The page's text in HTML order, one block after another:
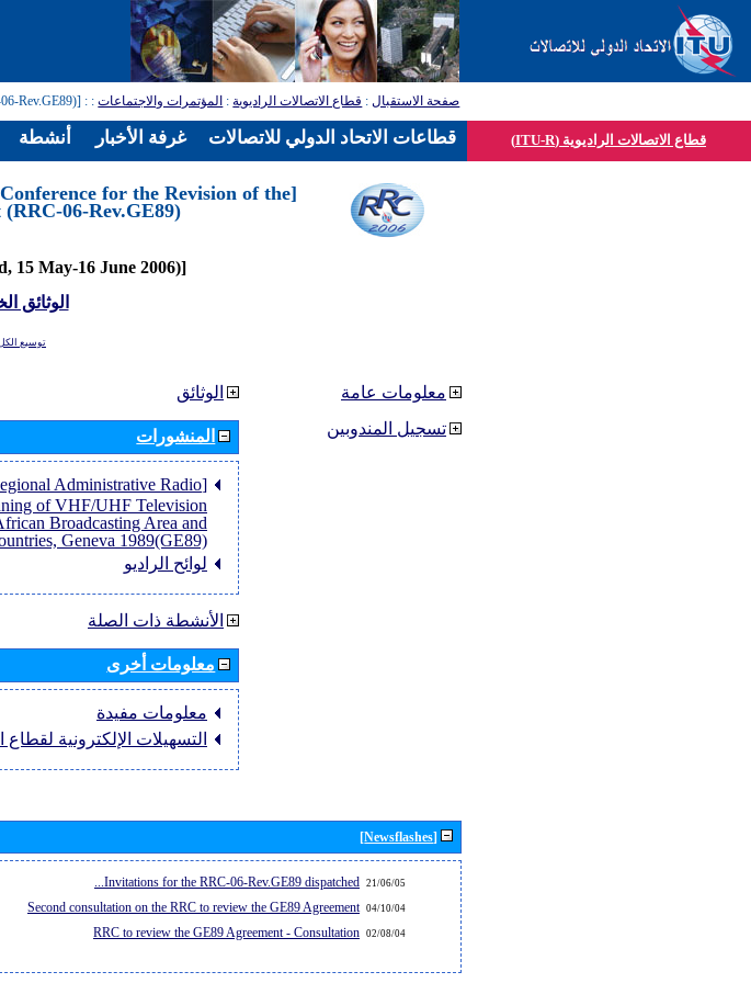
صفحة الاستقبال: قطاع الاتصالات الراديوية: المؤتمرات والاجتماعات:
: [Regional Radiocommunication Conference for the Revision of the GE89 Agreement (RRC-06-Rev.GE89)]
قطاع الاتصالات الراديوية (ITU-R)
for the Revision of the
06-Rev.GE89)]
[(Geneva, Switzerland, 15 May-16 June 2006)]
الوثائق
توسيع الكل
الوثائق
المنشورات
Administrative Radio
of VHF/UHF Television
Broadcasting Area and
Geneva 1989(GE89)]
لوائح الراديو
الأنشطة ذات الصلة
معلومات أخرى
معلومات مفيدة
التسهيلات الإلكترونية لقطاع
معلومات عامة
تسجيل المندوبين
[Newsflashes]
21/06/05
Invitations for the RRC-06-Rev.GE89 dispatched...
04/10/04
Second consultation on the RRC to review the GE89 Agreement
02/08/04
RRC to review the GE89 Agreement - Consultation
أنشطة غرفة الأخبار قطاعات الاتحاد الدولي للاتصالات